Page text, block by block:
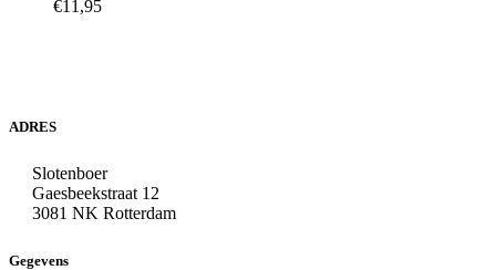
€11,95
ADRES
Slotenboer
Gaesbeekstraat 12
3081 NK Rotterdam
Gegevens